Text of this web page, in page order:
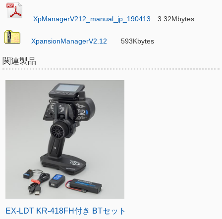
XpManagerV212_manual_jp_190413 3.32Mbytes
XpansionManagerV2.12 593Kbytes
関連製品
EX-LDT KR-418FH付き BTセット